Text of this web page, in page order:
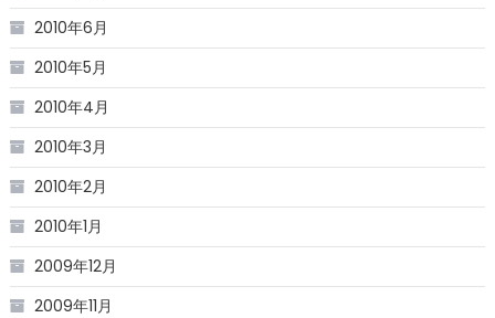
2010年6月
2010年5月
2010年4月
2010年3月
2010年2月
2010年1月
2009年12月
2009年11月